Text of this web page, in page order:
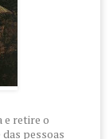
e retire o
pessoas